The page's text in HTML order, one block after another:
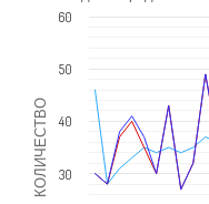
КОЛИЧЕСТВО 30
40
50
60